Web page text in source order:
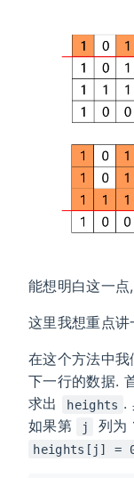
能想明白这一
这里我想重点
在这个方法中
下一行的数据.
求出
heights .
如果第
j 列为
heights[j] =